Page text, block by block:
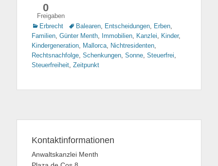
0
Freigaben
Kategorien
Erbrecht TagsBalearen, Entscheidungen, Erben,
Familien, Günter Menth, Immobilien, Kanzlei, Kinder,
Kindergeneration, Mallorca, Nichtresidenten,
Rechtsnachfolge, Schenkungen, Sonne, Steuerfrei,
Steuerfreiheit, Zeitpunkt
Kontaktinformationen
Anwaltskanzlei Menth